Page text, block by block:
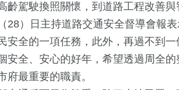
齡駕駛換照關懷，到道路工程改善
28）日主持道路交通安全督導會報
安全的一項任務，此外，再過不到
安全、安心的好年，希望透過周全的
最重要的職責。